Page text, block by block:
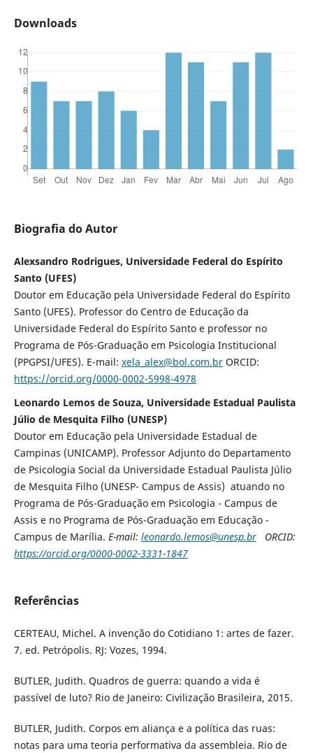
Downloads
Biografia do Autor
Alexsandro Rodrigues, Universidade Federal do Espírito
Santo (UFES)
Doutor em Educação pela Universidade Federal do Espírito
Santo (UFES). Professor do Centro de Educação da
Universidade Federal do Espírito Santo e professor no
Programa de Pós-Graduação em Psicologia Institucional
(PPGPSI/UFES). E-mail: xela_alex@bol.com.brORCID:
https://orcid.org/0000-0002-5998-4978
Leonardo Lemos de Souza, Universidade Estadual Paulista
Júlio de Mesquita Filho (UNESP)
Doutor em Educação pela Universidade Estadual de
Campinas (UNICAMP). Professor Adjunto do Departamento
de Psicologia Social da Universidade Estadual Paulista Júlio
de Mesquita Filho (UNESP- Campus de Assis) atuando no
Programa de Pós-Graduação em Psicologia - Campus de
Assis e no Programa de Pós-Graduação em Educação -
Campus de Marília. E-mail: leonardo.lemos@unesp.brORCID:
https://orcid.org/0000-0002-3331-1847
Referências
CERTEAU, Michel. A invenção do Cotidiano 1: artes de fazer.
7. ed. Petrópolis. RJ: Vozes, 1994.
BUTLER, Judith. Quadros de guerra: quando a vida é
passível de luto? Rio de Janeiro: Civilização Brasileira, 2015.
BUTLER, Judith. Corpos em aliança e a política das ruas:
notas para uma teoria performativa da assembleia. Rio de